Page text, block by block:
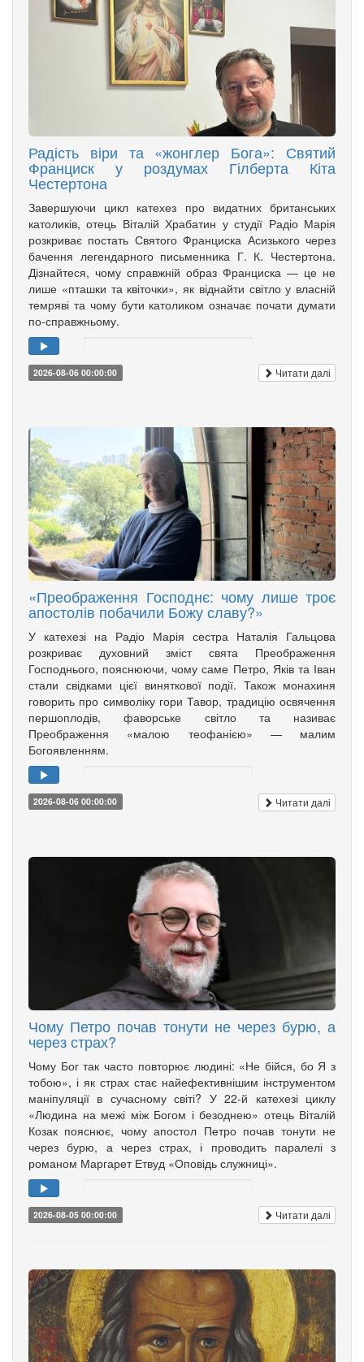
Радість віри та «жонглер Бога»: Святий
Франциск у роздумах Гілберта Кіта
Честертона
Завершуючи цикл катехез про видатних британських
католиків, отець Віталій Храбатин у студії Радіо Марія
розкриває постать Святого Франциска Асизького через
бачення легендарного письменника Г. К. Честертона.
Дізнайтеся, чому справжній образ Франциска — це не
лише «пташки та квіточки», як віднайти світло у власній
темряві та чому бути католиком означає почати думати
по-справжньому.
2026-08-06 00:00:00 Читати далі
«Преображення Господнє: чому лише троє
апостолів побачили Божу славу?»
У катехезі на Радіо Марія сестра Наталія Гальцова
розкриває духовний зміст свята Преображення
Господнього, пояснюючи, чому саме Петро, Яків та Іван
стали свідками цієї виняткової події. Також монахиня
говорить про символіку гори Тавор, традицію освячення
першоплодів, фаворське світло та називає
Преображення «малою теофанією» — малим
Богоявленням.
2026-08-06 00:00:00 Читати далі
Чому Петро почав тонути не через бурю, а
через страх?
Чому Бог так часто повторює людині: «Не бійся, бо Я з
тобою», і як страх стає найефективнішим інструментом
маніпуляції в сучасному світі? У 22-й катехезі циклу
«Людина на межі між Богом і безоднею» отець Віталій
Козак пояснює, чому апостол Петро почав тонути не
через бурю, а через страх, і проводить паралелі з
романом Маргарет Етвуд «Оповідь служниці».
2026-08-05 00:00:00 Читати далі